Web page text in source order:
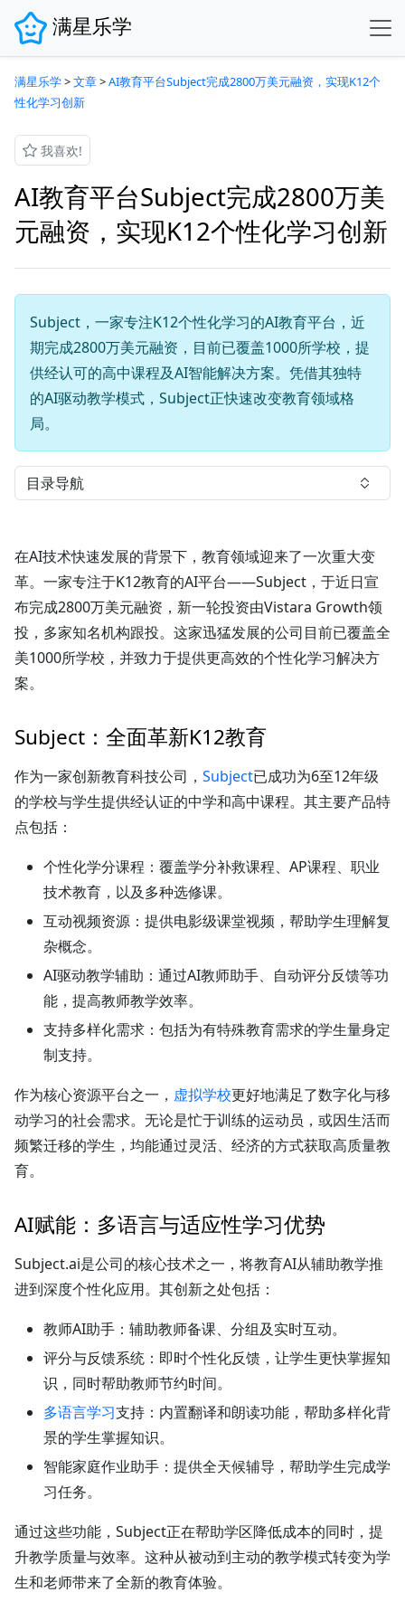
满星乐学
满星乐学>文章>AI教育平台Subject完成2800万美元融资，实现K12个
性化学习创新
我喜欢!
AI教育平台Subject完成2800万美
元融资，实现K12个性化学习创新
Subject，一家专注K12个性化学习的AI教育平台，近
期完成2800万美元融资，目前已覆盖1000所学校，提
供经认可的高中课程及AI智能解决方案。凭借其独特
的AI驱动教学模式，Subject正快速改变教育领域格
局。
目录导航
在AI技术快速发展的背景下，教育领域迎来了一次重大变
革。一家专注于K12教育的AI平台——Subject，于近日宣
布完成2800万美元融资，新一轮投资由Vistara Growth领
投，多家知名机构跟投。这家迅猛发展的公司目前已覆盖全
美1000所学校，并致力于提供更高效的个性化学习解决方
案。
Subject：全面革新K12教育
作为一家创新教育科技公司， Subject已成功为6至12年级
的学校与学生提供经认证的中学和高中课程。其主要产品特
点包括：
个性化学分课程： 覆盖学分补救课程、AP课程、职业
技术教育，以及多种选修课。
互动视频资源： 提供电影级课堂视频，帮助学生理解复
杂概念。
AI驱动教学辅助： 通过AI教师助手、自动评分反馈等功
能，提高教师教学效率。
支持多样化需求： 包括为有特殊教育需求的学生量身定
制支持。
作为核心资源平台之一， 虚拟学校更好地满足了数字化与移
动学习的社会需求。无论是忙于训练的运动员，或因生活而
频繁迁移的学生，均能通过灵活、经济的方式获取高质量教
育。
AI赋能：多语言与适应性学习优势
Subject.ai是公司的核心技术之一，将教育AI从辅助教学推
进到深度个性化应用。其创新之处包括：
教师AI助手： 辅助教师备课、分组及实时互动。
评分与反馈系统： 即时个性化反馈，让学生更快掌握知
识，同时帮助教师节约时间。
多语言学习支持： 内置翻译和朗读功能，帮助多样化背
景的学生掌握知识。
智能家庭作业助手： 提供全天候辅导，帮助学生完成学
习任务。
通过这些功能，Subject正在帮助学区降低成本的同时，提
升教学质量与效率。这种从被动到主动的教学模式转变为学
生和老师带来了全新的教育体验。